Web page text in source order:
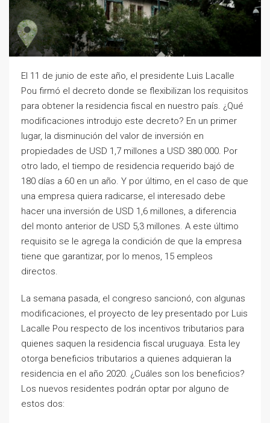
El 11 de junio de este año, el presidente Luis Lacalle
Pou firmó el decreto donde se flexibilizan los requisitos
para obtener la residencia fiscal en nuestro país. ¿Qué
modificaciones introdujo este decreto? En un primer
lugar, la disminución del valor de inversión en
propiedades de USD 1,7 millones a USD 380.000. Por
otro lado, el tiempo de residencia requerido bajó de
180 días a 60 en un año. Y por último, en el caso de que
una empresa quiera radicarse, el interesado debe
hacer una inversión de USD 1,6 millones, a diferencia
del monto anterior de USD 5,3 millones. A este último
requisito se le agrega la condición de que la empresa
tiene que garantizar, por lo menos, 15 empleos
directos.
La semana pasada, el congreso sancionó, con algunas
modificaciones, el proyecto de ley presentado por Luis
Lacalle Pou respecto de los incentivos tributarios para
quienes saquen la residencia fiscal uruguaya. Esta ley
otorga beneficios tributarios a quienes adquieran la
residencia en el año 2020. ¿Cuáles son los beneficios?
Los nuevos residentes podrán optar por alguno de
estos dos: